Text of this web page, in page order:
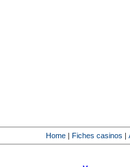
Home | Fiches casinos |